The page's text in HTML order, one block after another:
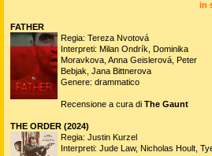
in
FATHER
Regia: Tereza Nvotová
Interpreti: Milan Ondrík, Dominika
Moravkova, Anna Geislerová, Peter
Bebjak, Jana Bittnerova
Genere: drammatico
Recensione a cura di The Gaunt
THE ORDER (2024)
Regia: Justin Kurzel
Interpreti: Jude Law, Nicholas Hoult,